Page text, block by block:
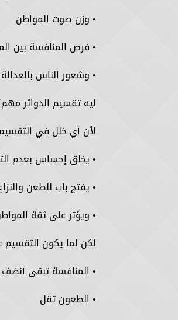
• وزن صوت المواطن
• فرص المنافسة بين
• وشعور الناس
ليه تقسيم الدوائر
لأن أي خلل في
• يخلق إحساس بعدم
• يفتح باب للطعن
• ويؤثر على ثقة
لكن لما يكون
• المنافسة تبقى أنضف
• الطعون تقل